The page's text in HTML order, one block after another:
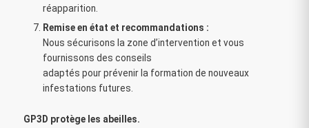
réapparition.
Remise en état et recommandations :
Nous sécurisons la zone d’intervention et vous
fournissons des conseils
adaptés pour prévenir la formation de nouveaux
infestations futures.
GP3D protège les abeilles.